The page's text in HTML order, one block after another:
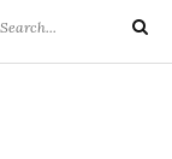
Search